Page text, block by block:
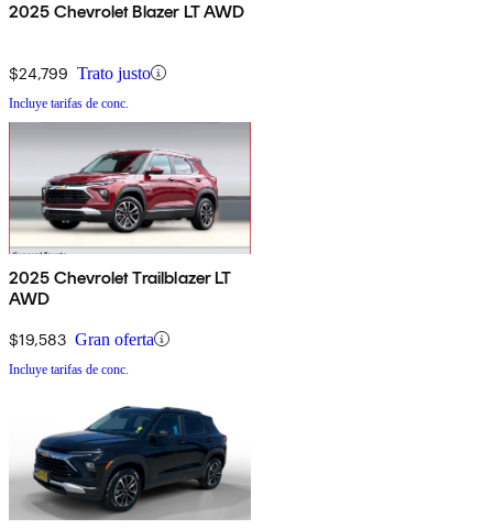
2025 Chevrolet Blazer LT AWD
$24,799 Trato justo
Incluye tarifas de conc.
2025 Chevrolet Trailblazer LT
AWD
$19,583 Gran oferta
Incluye tarifas de conc.